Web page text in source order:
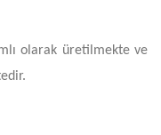
olarak üretilmekte ve